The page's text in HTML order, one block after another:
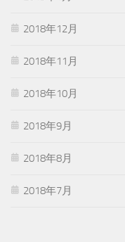
2018年12月
2018年11月
2018年10月
2018年9月
2018年8月
2018年7月